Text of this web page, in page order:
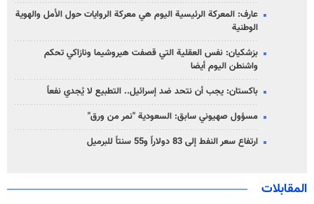
عارف: المعركة الرئيسية اليوم هي معركة الروايات حول الأمل والهوية
الوطنية
بزشكيان: نفس العقلية التي قصفت هيروشيما ونازاكي تحكم
واشنطن اليوم أيضا
باكستان: يجب أن نتحد ضد إسرائيل.. التطبيع لا يُجدي نفعاً
مسؤول صهيوني سابق: السعودية "نمر من ورق"
ارتفاع سعر النفط إلى 83 دولاراً و55 سنتاً للبرميل
المقابلات